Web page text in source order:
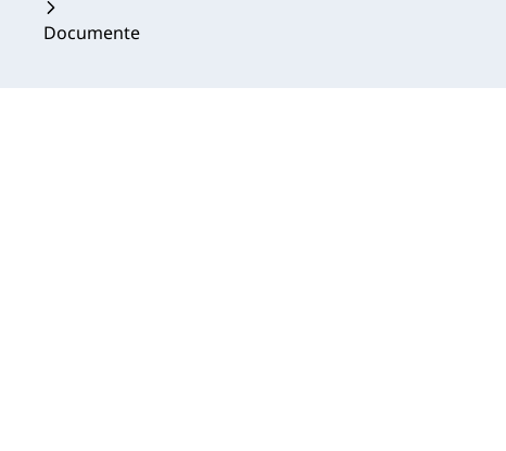
Documente